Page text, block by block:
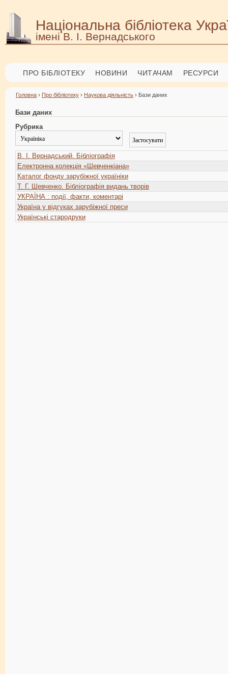
Національна бібліотека
імені В. І. Вернадського
ПРО БІБЛІОТЕКУ НОВИНИ ЧИТАЧАМ РЕСУРСИ
Головна › Про бібліотеку › Наукова діяльність › Бази даних
Бази даних
Рубрика
В. І. Вернадський. Бібліографія
Електронна колекція «Шевченкіана»
Каталог фонду зарубіжної україніки
Т. Г. Шевченко. Бібліографія видань творів
УКРАЇНА : події, факти, коментарі
Україна у відгуках зарубіжної преси
Українські стародруки